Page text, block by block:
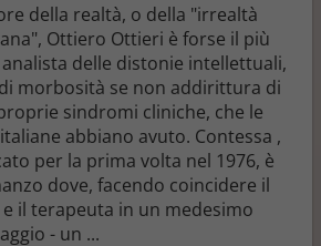
della realtà, o della "irrealtà
Ottiero Ottieri è forse il più
analista delle distonie intellettuali,
morbosità se non addirittura di
sindromi cliniche, che le
abbiano avuto. Contessa ,
per la prima volta nel 1976, è
dove, facendo coincidere il
il terapeuta in un medesimo
- un ...